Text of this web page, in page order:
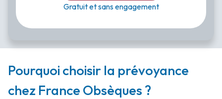
Gratuit et sans engagement
Pourquoi choisir la prévoyance
chez France Obsèques ?